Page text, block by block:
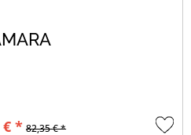
€ * 82,35 € *